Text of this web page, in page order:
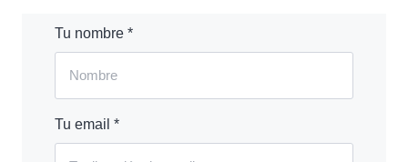
Tu nombre *
Tu email *